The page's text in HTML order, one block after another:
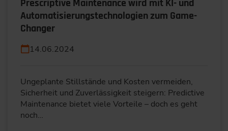
Prescriptive Maintenance wird mit KI- und
Automatisierungstechnologien zum Game-
Changer
14.06.2024
Ungeplante Stillstände und Kosten vermeiden,
Sicherheit und Zuverlässigkeit steigern: Predictive
Maintenance bietet viele Vorteile – doch es geht
noch…